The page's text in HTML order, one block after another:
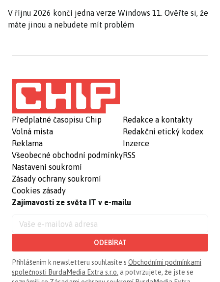
V říjnu 2026 končí jedna verze Windows 11. Ověřte si, že
máte jinou a nebudete mít problém
Předplatné časopisu Chip
Volná místa
Reklama
Všeobecné obchodní podmínky
Nastavení soukromí
Zásady ochrany soukromí
Cookies zásady
Redakce a kontakty
Redakční etický kodex
Inzerce
RSS
Zajímavosti ze světa IT v e-mailu
ODEBÍRAT
Přihlášením k newsletteru souhlasíte s Obchodními podmínkami
společnosti BurdaMedia Extra s.r.o. a potvrzujete, že jste se